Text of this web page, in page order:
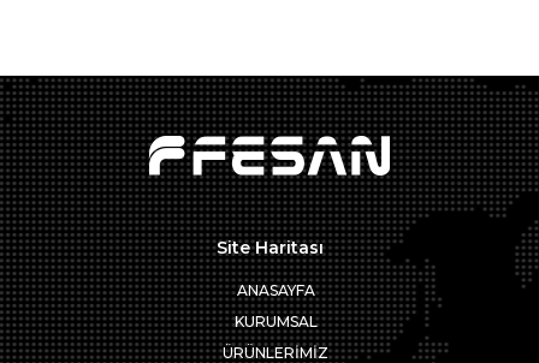
Site Haritası
ANASAYFA
KURUMSAL
ÜRÜNLERİMİZ